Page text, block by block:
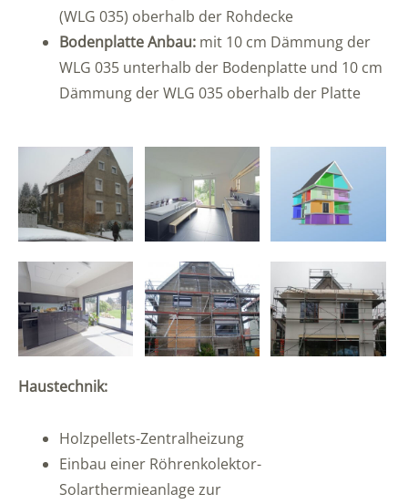
(WLG 035) oberhalb der Rohdecke
Bodenplatte Anbau: mit 10 cm Dämmung der
WLG 035 unterhalb der Bodenplatte und 10 cm
Dämmung der WLG 035 oberhalb der Platte
Haustechnik:
Holzpellets-Zentralheizung
Einbau einer Röhrenkolektor-
Solarthermieanlage zur